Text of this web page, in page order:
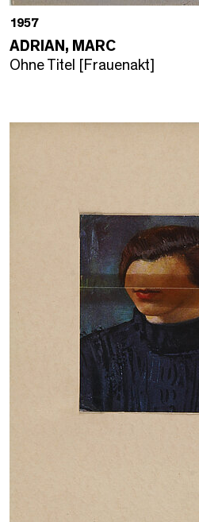
1957
ADRIAN, MARC
Ohne Titel [Frauenakt]